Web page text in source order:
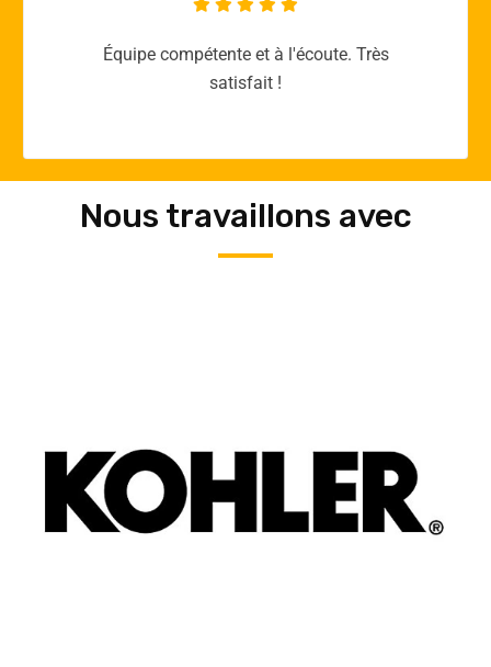
Merci yellow365.work pour votre expertise!
Nous travaillons avec